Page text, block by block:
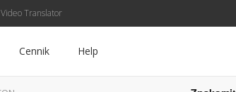
Video Translator
Cennik Help